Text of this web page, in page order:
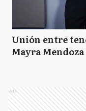
Unión entre
Mayra
Ads